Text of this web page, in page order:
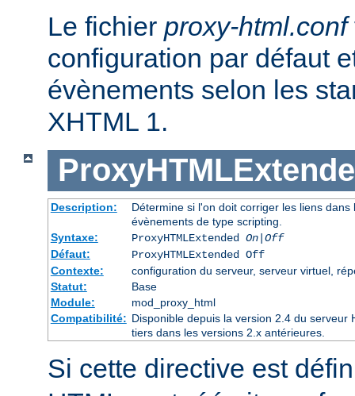
Le fichier proxy-html.conf
configuration par défaut
évènements selon les
XHTML 1.
Description:
Détermine si l'on doit corriger les liens
évènements de type scripting.
Syntaxe:
ProxyHTMLExtended On|Off
Défaut:
ProxyHTMLExtended Off
Contexte:
configuration du serveur, serveur virtuel,
Statut:
Base
Module:
mod_proxy_html
Compatibilité: Disponible depuis la version 2.4 du serveur
tiers dans les versions 2.x antérieures.
Si cette directive est